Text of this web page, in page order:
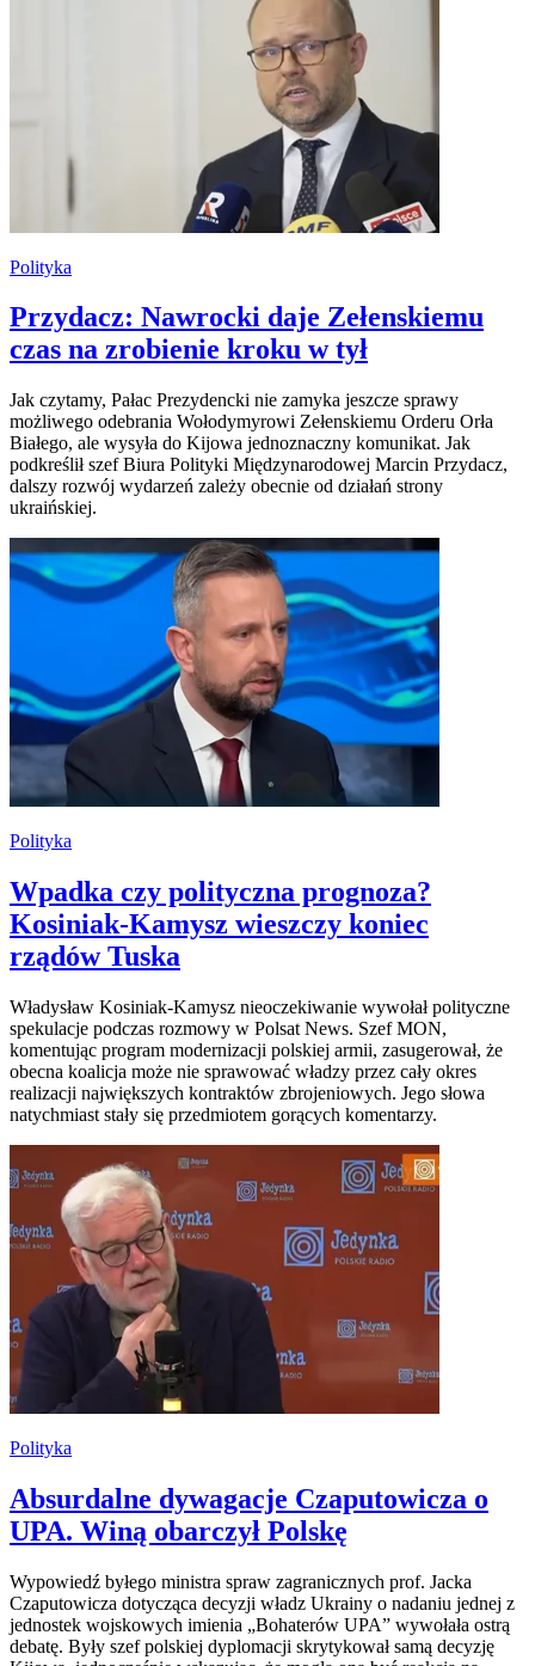
Polityka
Przydacz: Nawrocki daje Zełenskiemu
czas na zrobienie kroku w tył
Jak czytamy, Pałac Prezydencki nie zamyka jeszcze sprawy
możliwego odebrania Wołodymyrowi Zełenskiemu Orderu Orła
Białego, ale wysyła do Kijowa jednoznaczny komunikat. Jak
podkreślił szef Biura Polityki Międzynarodowej Marcin Przydacz,
dalszy rozwój wydarzeń zależy obecnie od działań strony
ukraińskiej.
Polityka
Wpadka czy polityczna prognoza?
Kosiniak-Kamysz wieszczy koniec
rządów Tuska
Władysław Kosiniak-Kamysz nieoczekiwanie wywołał polityczne
spekulacje podczas rozmowy w Polsat News. Szef MON,
komentując program modernizacji polskiej armii, zasugerował, że
obecna koalicja może nie sprawować władzy przez cały okres
realizacji największych kontraktów zbrojeniowych. Jego słowa
natychmiast stały się przedmiotem gorących komentarzy.
Polityka
Absurdalne dywagacje Czaputowicza o
UPA. Winą obarczył Polskę
Wypowiedź byłego ministra spraw zagranicznych prof. Jacka
Czaputowicza dotycząca decyzji władz Ukrainy o nadaniu jednej z
jednostek wojskowych imienia „Bohaterów UPA” wywołała ostrą
debatę. Były szef polskiej dyplomacji skrytykował samą decyzję